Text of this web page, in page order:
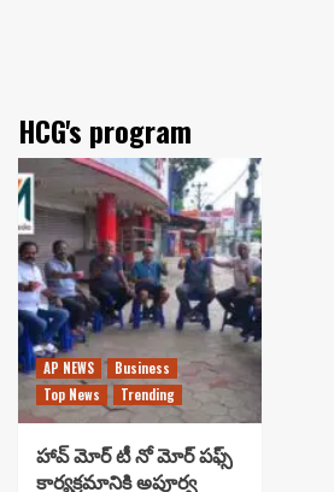
HCG's program
AP NEWS
Business
Top News
Trending
హావ్ మోర్ టీ నో మోర్ పఫ్స్
కార్యక్రమానికి అపూర్వ